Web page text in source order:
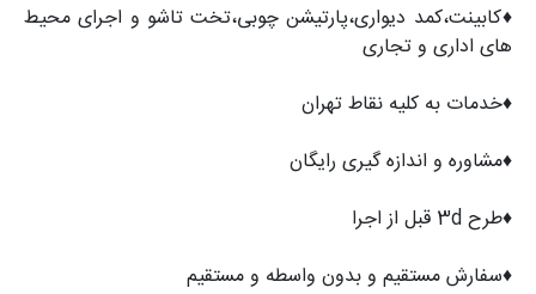
♦️کابینت،کمد دیواری،پارتیشن چوبی،تخت تاشو و اجرای محیط
های اداری و تجاری
♦️خدمات به کلیه نقاط تهران
♦️مشاوره و اندازه گیری رایگان
♦️طرح 3d قبل از اجرا
♦️سفارش مستقیم و بدون واسطه و مستقیم